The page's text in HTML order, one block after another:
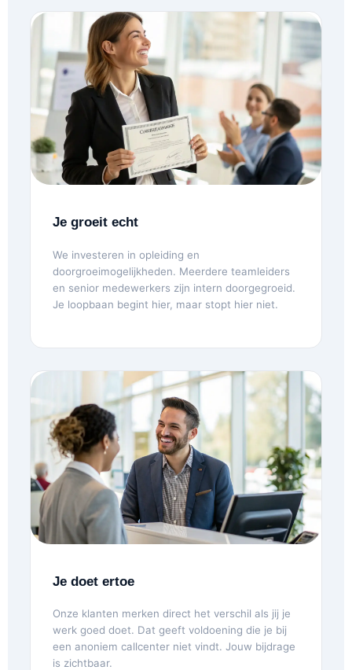
Je groeit echt
We investeren in opleiding en
doorgroeimogelijkheden. Meerdere teamleiders
en senior medewerkers zijn intern doorgegroeid.
Je loopbaan begint hier, maar stopt hier niet.
Je doet ertoe
Onze klanten merken direct het verschil als jij je
werk goed doet. Dat geeft voldoening die je bij
een anoniem callcenter niet vindt. Jouw bijdrage
is zichtbaar.